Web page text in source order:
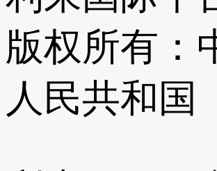
版权所有：
人民共和国